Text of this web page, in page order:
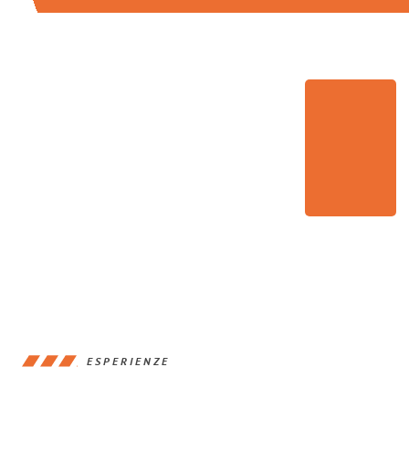
ESPERIENZE